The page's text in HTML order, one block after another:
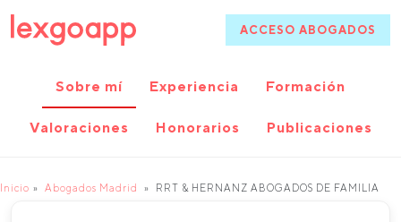
ACCESO ABOGADOS
Sobre mí Experiencia Formación
Valoraciones Honorarios Publicaciones
Inicio Abogados Madrid RRT & HERNANZ ABOGADOS DE FAMILIA